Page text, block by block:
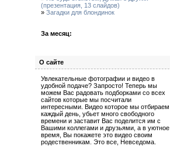
(презентация, 13 слайдов)
» Загадки для блондинок
За месяц:
О сайте
Увлекательные фотографии и видео в
удобной подаче? Запросто! Теперь мы
можем Вас радовать подборками со всех
сайтов которые мы посчитали
интересными. Видео которое мы отбираем
каждый день, убьет много свободного
времени и заставит Вас поделится им с
Вашими коллегами и друзьями, а в уютное
время, Вы покажете это видео своим
родественникам. Это все, Невседома.